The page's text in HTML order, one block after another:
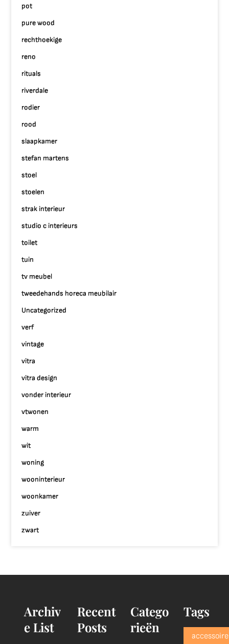
pot
pure wood
rechthoekige
reno
rituals
riverdale
rodier
rood
slaapkamer
stefan martens
stoel
stoelen
strak interieur
studio c interieurs
toilet
tuin
tv meubel
tweedehands horeca meubilair
Uncategorized
verf
vintage
vitra
vitra design
vonder interieur
vtwonen
warm
wit
woning
wooninterieur
woonkamer
zuiver
zwart
Archiv
e List
Recent
Posts
Catego
rieën
Tags